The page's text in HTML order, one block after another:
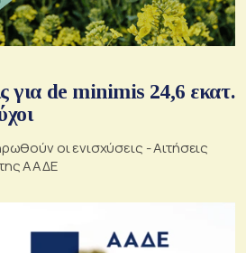
για de minimis 24,6 εκατ.
οι ενισχύσεις - Αιτήσεις
ΑΑΔΕ